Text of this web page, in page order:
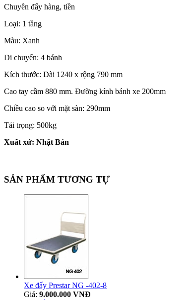
Chuyên đẩy hàng, tiền
Loại: 1 tầng
Màu: Xanh
Di chuyển: 4 bánh
Kích thước: Dài 1240 x rộng 790 mm
Cao tay cầm 880 mm. Đường kính bánh xe 200mm
Chiều cao so với mặt sàn: 290mm
Tải trọng: 500kg
Xuất xứ: Nhật Bản
SẢN PHẨM TƯƠNG TỰ
Xe đẩy Prestar NG -402-8
Giá: 9.000.000 VNĐ